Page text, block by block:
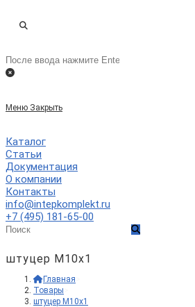
Переключить
по
веб-
Поиск
на
Меню Закрыть
Каталог
Статьи
Документация
О компании
Контакты
info@intepkomplekt.ru
+7 (495) 181-65-00
штуцер М10х1
Главная
Товары
штуцер М10х1